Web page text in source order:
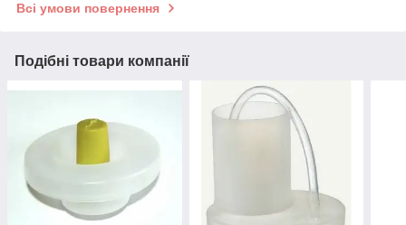
Всі умови повернення
Подібні товари компанії